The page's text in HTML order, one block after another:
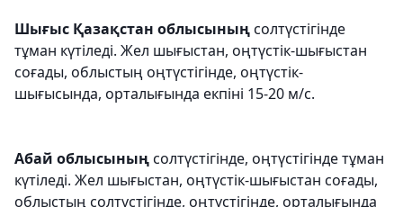
Шығыс Қазақстан облысыныңсолтүстігінде
тұман күтіледі. Жел шығыстан, оңтүстік-шығыстан
соғады, облыстың оңтүстігінде, оңтүстік-
шығысында, орталығында екпіні 15-20 м/с.
Абай облысыныңсолтүстігінде, оңтүстігінде тұман
күтіледі. Жел шығыстан, оңтүстік-шығыстан соғады,
облыстың солтүстігінде, оңтүстігінде, орталығында